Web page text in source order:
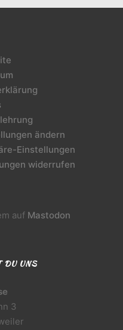
ändern
Einstellungen
widerrufen
auf Mastodon
DU UNS
3